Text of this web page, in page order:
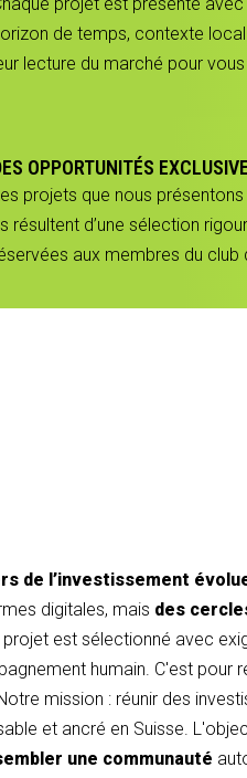
de temps, contexte
lecture du marché pour
OPPORTUNITÉS
projets que nous
résultent d’une sélection
aux membres du
de l’investissement
digitales, mais des
projet est sélectionné avec
humain. C'est pour
mission : réunir des
et ancré en Suisse.
une communauté